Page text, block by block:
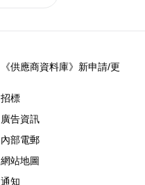
《供應商資料庫》新申請/更
招標
廣告資訊
內部電郵
網站地圖
通知